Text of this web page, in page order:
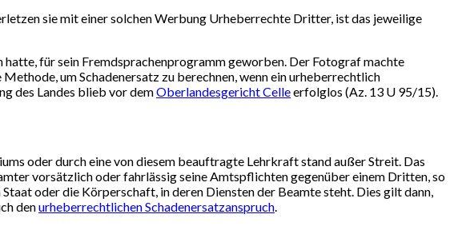
sie mit einer solchen Werbung Urheberrechte Dritter, ist das jeweilige
hatte, für sein Fremdsprachenprogramm geworben. Der Fotograf machte
um Schadenersatz zu berechnen, wenn ein urheberrechtlich
des Landes blieb vor demOberlandesgericht Celleerfolglos (Az. 13 U 95/15).
oder durch eine von diesem beauftragte Lehrkraft stand außer Streit. Das
vorsätzlich oder fahrlässig seine Amtspflichten gegenüber einem Dritten, so
oder die Körperschaft, in deren Diensten der Beamte steht. Dies gilt dann,
denurheberrechtlichen Schadenersatzanspruch.